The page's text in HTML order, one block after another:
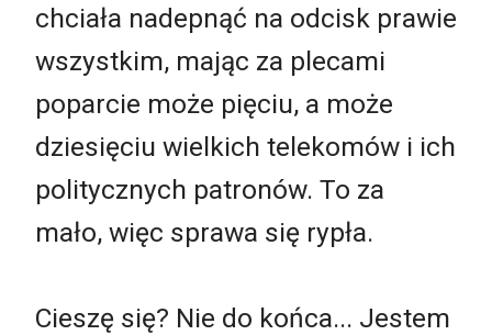
chciała nadepnąć na odcisk prawie
wszystkim, mając za plecami
poparcie może pięciu, a może
dziesięciu wielkich telekomów i ich
politycznych patronów. To za
mało, więc sprawa się rypła.
Cieszę się? Nie do końca... Jestem